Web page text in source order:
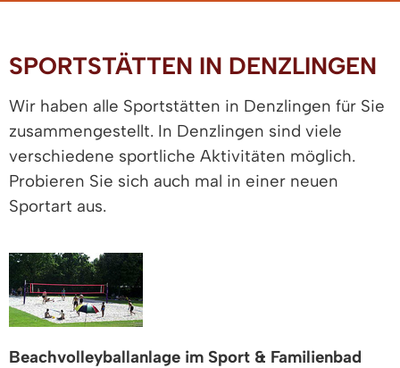
SPORTSTÄTTEN IN DENZLINGEN
Wir haben alle Sportstätten in Denzlingen für Sie
zusammengestellt. In Denzlingen sind viele
verschiedene sportliche Aktivitäten möglich.
Probieren Sie sich auch mal in einer neuen
Sportart aus.
Beachvolleyballanlage im Sport & Familienbad